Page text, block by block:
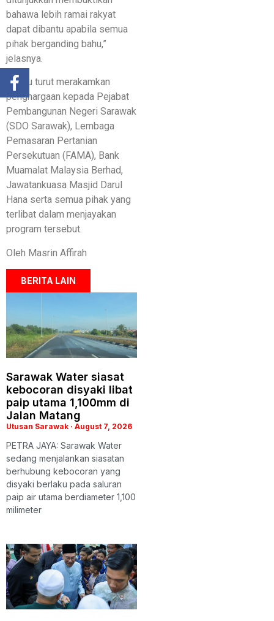
bahawa lebih ramai rakyat
dapat dibantu apabila semua
pihak berganding bahu,”
jelasnya.
Beliau turut merakamkan
penghargaan kepada Pejabat
Pembangunan Negeri Sarawak
(SDO Sarawak), Lembaga
Pemasaran Pertanian
Persekutuan (FAMA), Bank
Muamalat Malaysia Berhad,
Jawatankuasa Masjid Darul
Hana serta semua pihak yang
terlibat dalam menjayakan
program tersebut.
Oleh Masrin Affirah
BERITA LAIN
Sarawak Water siasat
kebocoran disyaki libat
paip utama 1,100mm di
Jalan Matang
Utusan Sarawak August 7, 2026
PETRA JAYA: Sarawak Water
sedang menjalankan siasatan
berhubung kebocoran yang
disyaki berlaku pada saluran
paip air utama berdiameter 1,100
milimeter